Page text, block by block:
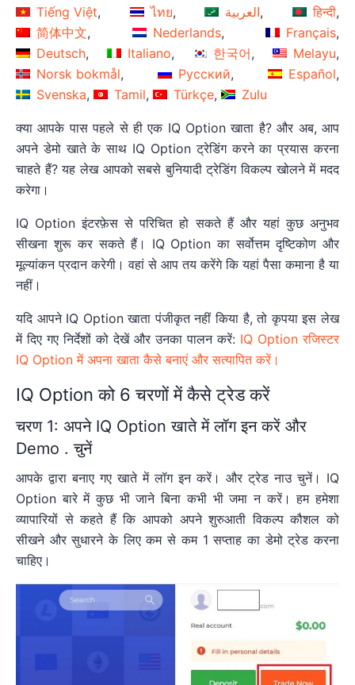
Tiếng Việt
ไทย العربية
हिन्दी
简体中文
Nederlands
Français
Deutsch
Italiano 한국어
Melayu
Norsk bokmål
Русский
Español
Svenska
Tamil Türkçe Zulu
क्या आपके पास पहले से ही एक IQ Option खाता है? और अब, आप
अपने डेमो खाते के साथ IQ Option ट्रेडिंग करने का प्रयास करना
चाहते हैं? यह लेख आपको सबसे बुनियादी ट्रेडिंग विकल्प खोलने में मदद
करेगा।
IQ Option इंटरफ़ेस से परिचित हो सकते हैं और यहां कुछ अनुभव
सीखना शुरू कर सकते हैं। IQ Option का सर्वोत्तम दृष्टिकोण और
मूल्यांकन प्रदान करेगी। वहां से आप तय करेंगे कि यहां पैसा कमाना है या
नहीं।
यदि आपने IQ Option खाता पंजीकृत नहीं किया है, तो कृपया इस लेख
में दिए गए निर्देशों को देखें और उनका पालन करें: IQ Option रजिस्टर
IQ Option में अपना खाता कैसे बनाएं और सत्यापित करें।
IQ Option को 6 चरणों में कैसे ट्रेड करें
चरण 1: अपने IQ Option खाते में लॉग इन करें और
Demo . चुनें
आपके द्वारा बनाए गए खाते में लॉग इन करें। और ट्रेड नाउ चुनें। IQ
Option बारे में कुछ भी जाने बिना कभी भी जमा न करें। हम हमेशा
व्यापारियों से कहते हैं कि आपको अपने शुरुआती विकल्प कौशल को
सीखने और सुधारने के लिए कम से कम 1 सप्ताह का डेमो ट्रेड करना
चाहिए।